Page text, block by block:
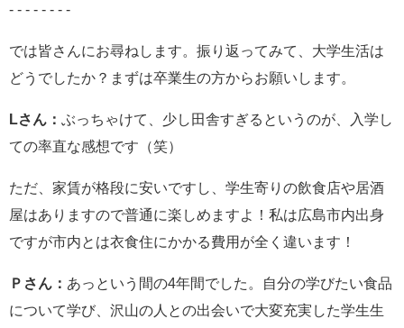
- - - - - - - -
では皆さんにお尋ねします。振り返ってみて、大学生活は
どうでしたか？まずは卒業生の方からお願いします。
Lさん： ぶっちゃけて、少し田舎すぎるというのが、入学し
ての率直な感想です（笑）
ただ、家賃が格段に安いですし、学生寄りの飲食店や居酒
屋はありますので普通に楽しめますよ！私は広島市内出身
ですが市内とは衣食住にかかる費用が全く違います！
Ｐさん： あっという間の4年間でした。自分の学びたい食品
について学び、沢山の人との出会いで大変充実した学生生